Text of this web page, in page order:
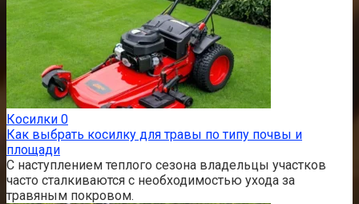
Косилки 0
Как выбрать косилку для травы по типу почвы и
площади
С наступлением теплого сезона владельцы участков
часто сталкиваются с необходимостью ухода за
травяным покровом.